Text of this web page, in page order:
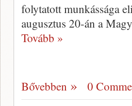
folytatott munkássága
augusztus 20-án a
Tovább »
Bővebben 0